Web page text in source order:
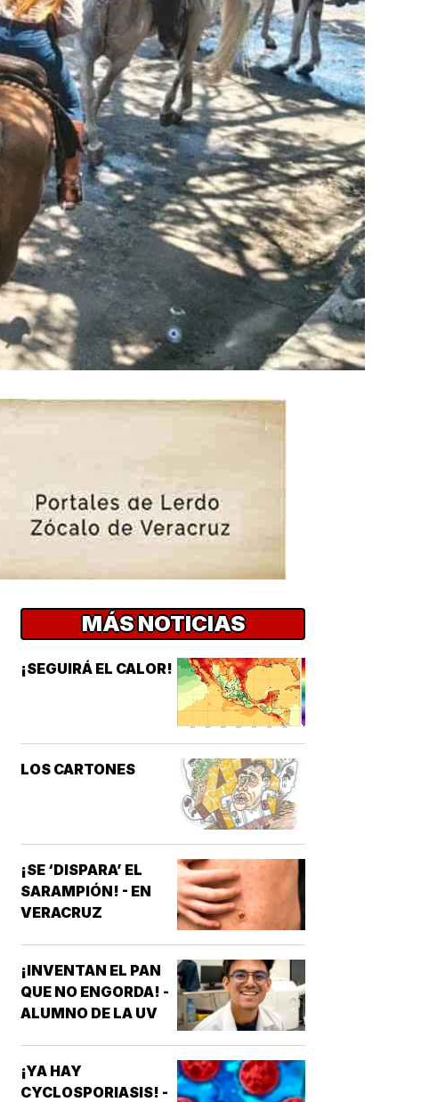
MÁS NOTICIAS
¡SEGUIRÁ EL CALOR!
LOS CARTONES
¡SE ‘DISPARA’ EL
SARAMPIÓN! - EN
VERACRUZ
¡INVENTAN EL PAN
QUE NO ENGORDA! -
ALUMNO DE LA UV
¡YA HAY
CYCLOSPORIASIS! -